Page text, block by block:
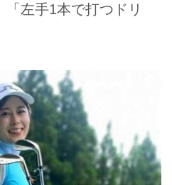
左手1本で打つドリ